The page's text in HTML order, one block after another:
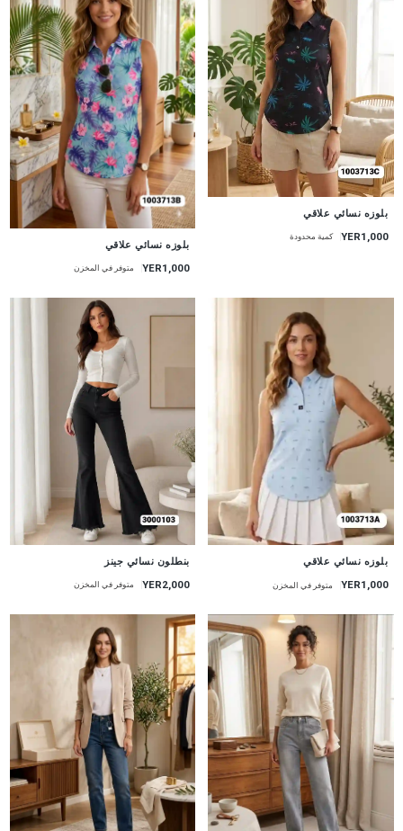
بلوزه نسائي علاقي
YER1,000 كمية محدودة
بلوزه نسائي علاقي
YER1,000 متوفر في المخزن
جديد
بلوزه نسائي علاقي
YER1,000 متوفر في المخزن
بنطلون نسائي جينز
YER2,000 متوفر في المخزن